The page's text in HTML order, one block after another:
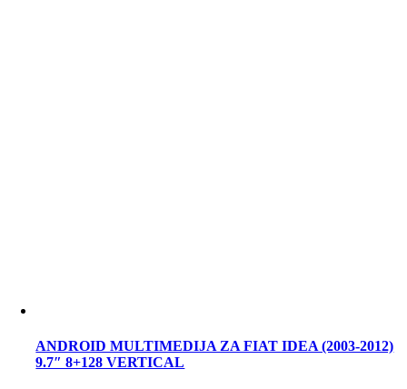
ANDROID MULTIMEDIJA ZA FIAT IDEA (2003-2012)
9.7″ 8+128 VERTICAL